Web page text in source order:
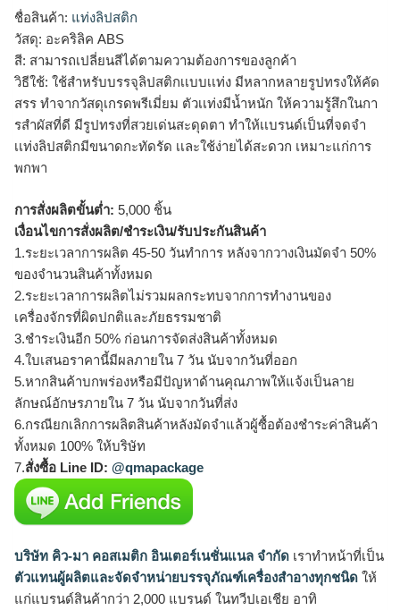
ชื่อสินค้า: แท่งลิปสติก
วัสดุ: อะคริลิค ABS
สี: สามารถเปลี่ยนสีได้ตามความต้องการของลูกค้า
วิธีใช้: ใช้สำหรับบรรจุลิปสติกเเบบเเท่ง มีหลากหลายรูปทรงให้คัด
สรร ทำจากวัสดุเกรดพรีเมี่ยม ตัวเเท่งมีน้ำหนัก ให้ความรู้สึกในกา
รสำผัสที่ดี มีรูปทรงที่สวยเด่นสะดุดตา ทำให้เเบรนด์เป็นที่จดจำ
เเท่งลิปสติกมีขนาดกะทัดรัด เเละใช้ง่ายได้สะดวก เหมาะแก่การ
พกพา
การสั่งผลิตขั้นต่ำ: 5,000 ชิ้น
เงื่อนไขการสั่งผลิต/ชำระเงิน/รับประกันสินค้า
1.ระยะเวลาการผลิต 45-50 วันทำการ หลังจากวางเงินมัดจำ 50%
ของจำนวนสินค้าทั้งหมด
2.ระยะเวลาการผลิตไม่รวมผลกระทบจากการทำงานของ
เครื่องจักรที่ผิดปกติและภัยธรรมชาติ
3.ชำระเงินอีก 50% ก่อนการจัดส่งสินค้าทั้งหมด
4.ใบเสนอราคานี้มีผลภายใน 7 วัน นับจากวันที่ออก
5.หากสินค้าบกพร่องหรือมีปัญหาด้านคุณภาพให้แจ้งเป็นลาย
ลักษณ์อักษรภายใน 7 วัน นับจากวันที่ส่ง
6.กรณียกเลิกการผลิตสินค้าหลังมัดจำแล้วผู้ซื้อต้องชำระค่าสินค้า
ทั้งหมด 100% ให้บริษัท
7.สั่งซื้อ Line ID: @qmapackage
บริษัท คิว-มา คอสเมติก อินเตอร์เนชั่นแนล จำกัด เราทำหน้าที่เป็น
ตัวแทนผู้ผลิตและจัดจำหน่ายบรรจุภัณฑ์เครื่องสำอางทุกชนิด ให้
แก่แบรนด์สินค้ากว่า 2,000 แบรนด์ ในทวีปเอเชีย อาทิ